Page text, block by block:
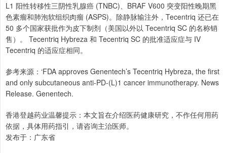
L1 阳性转移性三阴性乳腺癌 (TNBC)、BRAF V600 突变阳性晚期黑
色素瘤和肺泡软组织肉瘤 (ASPS)。除静脉输注外，Tecentriq 还已在
50 多个国家获批作为皮下制剂（美国以外以 Tecentriq SC 的名称销
售）。 Tecentriq Hybreza 和 Tecentriq SC 的批准适应症与 IV
Tecentriq 的适应症相同。
参考来源：‘FDA approves Genentech’s Tecentriq Hybreza, the first
and only subcutaneous anti-PD-(L)1 cancer immunotherapy. News
Release. Genentech.
香港登越药业温馨提示：本文旨在介绍医药健康研究，不作任何用药
依据，具体用药指引，请咨询主治医师。
发布于：广东省